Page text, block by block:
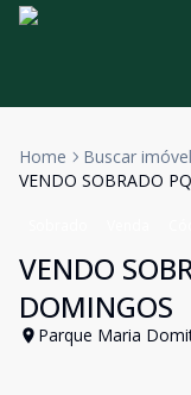
Home
Buscar imóvel
VENDO SOBRADO
VENDO
DOMINGOS
Parque Maria